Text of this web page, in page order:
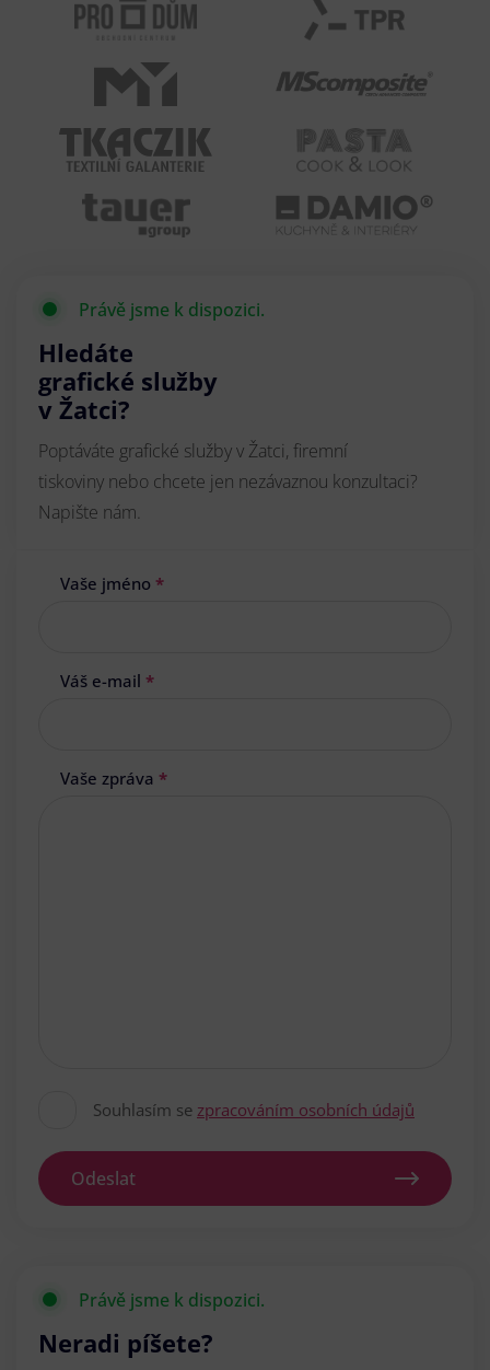
Právě jsme k dispozici.
Hledáte
grafické služby
v Žatci?
Poptáváte grafické služby v Žatci, firemní
tiskoviny nebo chcete jen nezávaznou konzultaci?
Napište nám.
Vaše jméno *
Váš e-mail *
Vaše zpráva *
Souhlasím se zpracováním osobních údajů
Odeslat
Právě jsme k dispozici.
Neradi píšete?